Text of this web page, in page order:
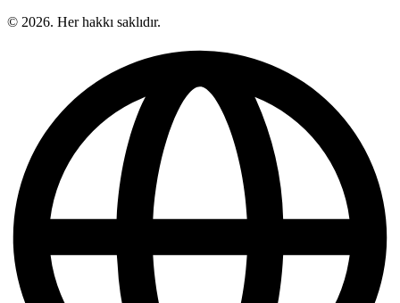
© 2026. Her hakkı saklıdır.